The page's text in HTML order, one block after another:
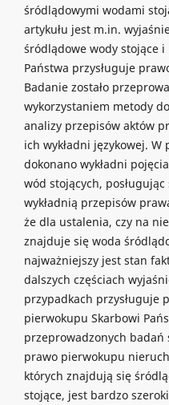
śródlądowymi wodami
artykułu jest m.in.
śródlądowe wody stojące i
Państwa przysługuje
Badanie zostało
wykorzystaniem metody
analizy przepisów aktów
ich wykładni językowej. W
dokonano wykładni
wód stojących,
wykładnią przepisów
że dla ustalenia, czy na
znajduje się woda
najważniejszy jest stan
dalszych częściach
przypadkach przysługuje
pierwokupu Skarbowi
przeprowadzonych badań
prawo pierwokupu
których znajdują się
stojące, jest bardzo